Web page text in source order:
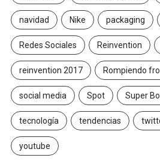
navidad Nike packaging
Redes Sociales Reinvention
reinvention 2017 Rompiendo
social media Spot Super
tecnología tendencias
youtube